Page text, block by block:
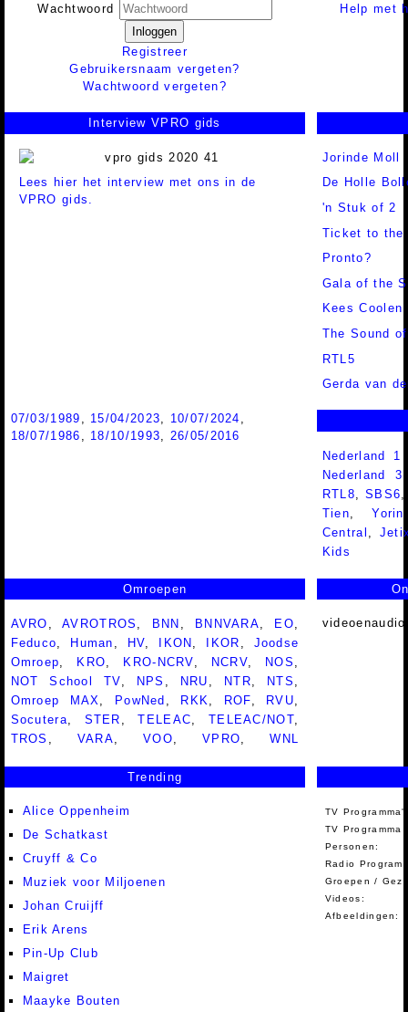
Wachtwoord
Inloggen
Registreer
Gebruikersnaam vergeten?
Wachtwoord vergeten?
Help met
Interview VPRO gids
Lees hier het interview met ons in de
VPRO gids.
Jorinde Moll
De Holle
'n Stuk of 2
Ticket to the
Pronto?
Gala of the
Kees Coolen
The Sound
RTL5
Gerda van
07/03/1989 , 15/04/2023, 10/07/2024 ,
18/07/1986 , 18/10/1993, 26/05/2016
Nederland
Nederland
RTL8 ,SBS6
Tien ,Yorin
Central
Kids
Omroepen
AVRO ,AVROTROS , BNN , BNNVARA, EO,
Feduco, Human , HV, IKON , IKOR , Joodse
Omroep, KRO, KRO-NCRV, NCRV, NOS ,
NOT School TV, NPS , NRU , NTR, NTS ,
Omroep MAX, PowNed , RKK, ROF, RVU,
Socutera, STER ,TELEAC, TELEAC/NOT,
TROS , VARA,VOO,VPRO,WNL
Trending
Alice Oppenheim
De Schatkast
Cruyff & Co
Muziek voor Miljoenen
Johan Cruijff
Erik Arens
Pin-Up Club
Maigret
Maayke Bouten
TV
TV Programma
Personen:
Radio
Groepen /
Videos:
Afbeeldingen: